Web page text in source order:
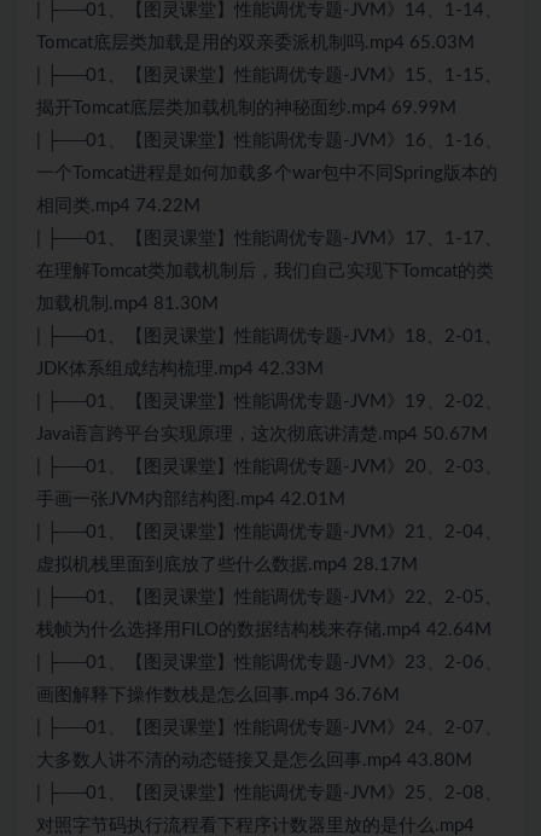
| ├──01、【图灵课堂】性能调优专题-JVM》14、1-14、
Tomcat底层类加载是用的双亲委派机制吗.mp4 65.03M
| ├──01、【图灵课堂】性能调优专题-JVM》15、1-15、
揭开Tomcat底层类加载机制的神秘面纱.mp4 69.99M
| ├──01、【图灵课堂】性能调优专题-JVM》16、1-16、
一个Tomcat进程是如何加载多个war包中不同Spring版本的
相同类.mp4 74.22M
| ├──01、【图灵课堂】性能调优专题-JVM》17、1-17、
在理解Tomcat类加载机制后，我们自己实现下Tomcat的类
加载机制.mp4 81.30M
| ├──01、【图灵课堂】性能调优专题-JVM》18、2-01、
JDK体系组成结构梳理.mp4 42.33M
| ├──01、【图灵课堂】性能调优专题-JVM》19、2-02、
Java语言跨平台实现原理，这次彻底讲清楚.mp4 50.67M
| ├──01、【图灵课堂】性能调优专题-JVM》20、2-03、
手画一张JVM内部结构图.mp4 42.01M
| ├──01、【图灵课堂】性能调优专题-JVM》21、2-04、
虚拟机栈里面到底放了些什么数据.mp4 28.17M
| ├──01、【图灵课堂】性能调优专题-JVM》22、2-05、
栈帧为什么选择用FILO的数据结构栈来存储.mp4 42.64M
| ├──01、【图灵课堂】性能调优专题-JVM》23、2-06、
画图解释下操作数栈是怎么回事.mp4 36.76M
| ├──01、【图灵课堂】性能调优专题-JVM》24、2-07、
大多数人讲不清的动态链接又是怎么回事.mp4 43.80M
| ├──01、【图灵课堂】性能调优专题-JVM》25、2-08、
对照字节码执行流程看下程序计数器里放的是什么.mp4